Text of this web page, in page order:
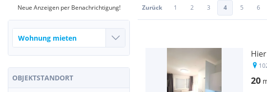
Neue Anzeigen per Benachrichtigung!
OBJEKTSTANDORT
Zurück 1 2 3 4 5 6
20